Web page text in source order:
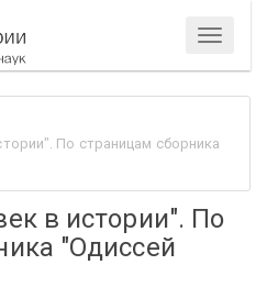
Меню
По страницам сборника
в истории". По
"Одиссей